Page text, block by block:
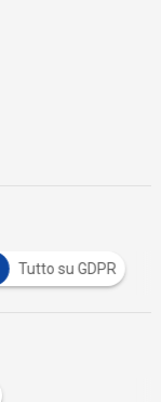
Tutto su GDPR